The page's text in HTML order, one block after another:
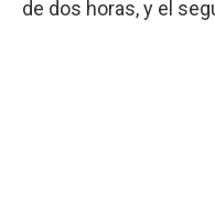
de dos horas, y el